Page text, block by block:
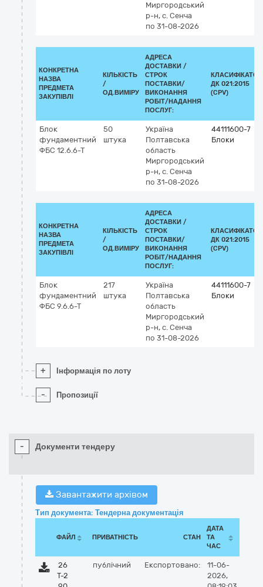
Миргородський
р-н, с. Сенча
по 31-08-2026
КОНКРЕТНА
НАЗВА
ПРЕДМЕТА
ЗАКУПІВЛІ
КІЛЬКІСТЬ
/
ОД.ВИМІРУ
АДРЕСА
ДОСТАВКИ /
СТРОК
ПОСТАВКИ/
ВИКОНАННЯ
РОБІТ/НАДАННЯ
ПОСЛУГ:
КЛАСИФІКАТОР
ДК 021:2015
(CPV)
Блок
фундаментний
ФБС 12.6.6-Т
50
штука
Україна
Полтавська
область
Миргородський
р-н, с. Сенча
по 31-08-2026
44111600-7
Блоки
КОНКРЕТНА
НАЗВА
ПРЕДМЕТА
ЗАКУПІВЛІ
КІЛЬКІСТЬ
/
ОД.ВИМІРУ
АДРЕСА
ДОСТАВКИ /
СТРОК
ПОСТАВКИ/
ВИКОНАННЯ
РОБІТ/НАДАННЯ
ПОСЛУГ:
КЛАСИФІКАТОР
ДК 021:2015
(CPV)
Блок
фундаментний
ФБС 9.6.6-Т
217
штука
Україна
Полтавська
область
Миргородський
р-н, с. Сенча
по 31-08-2026
44111600-7
Блоки
+ Інформація по лоту
- Пропозиції
- Документи тендеру
Завантажити архівом
Тип документа: Тендерна документація
ФАЙЛ ПРИВАТНІСТЬ СТАН
ДАТА
ТА
ЧАС
26
Т-2
публічний Експортовано:
11-06-
2026,